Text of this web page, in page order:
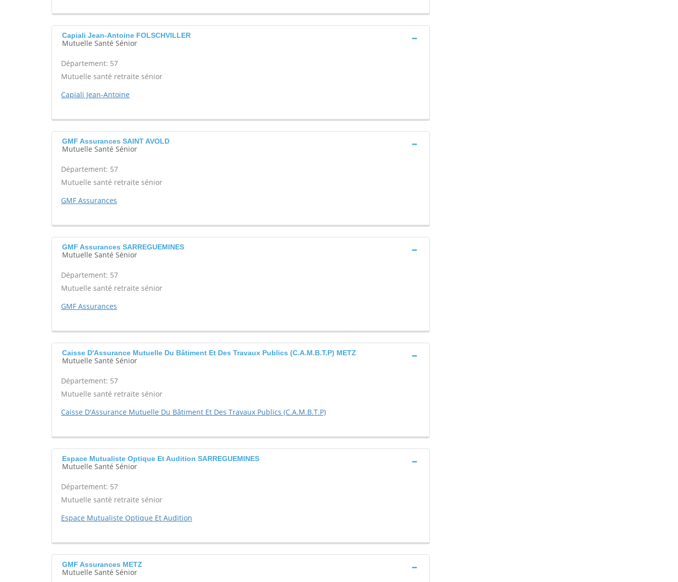
Capiali Jean-Antoine FOLSCHVILLER
Mutuelle Santé Sénior
Département: 57
Mutuelle santé retraite sénior
Capiali Jean-Antoine
GMF Assurances SAINT AVOLD
Mutuelle Santé Sénior
Département: 57
Mutuelle santé retraite sénior
GMF Assurances
GMF Assurances SARREGUEMINES
Mutuelle Santé Sénior
Département: 57
Mutuelle santé retraite sénior
GMF Assurances
Caisse D'Assurance Mutuelle Du Bâtiment Et Des Travaux Publics (C.A.M.B.T.P) METZ
Mutuelle Santé Sénior
Département: 57
Mutuelle santé retraite sénior
Caisse D'Assurance Mutuelle Du Bâtiment Et Des Travaux Publics (C.A.M.B.T.P)
Espace Mutualiste Optique Et Audition SARREGUEMINES
Mutuelle Santé Sénior
Département: 57
Mutuelle santé retraite sénior
Espace Mutualiste Optique Et Audition
GMF Assurances METZ
Mutuelle Santé Sénior